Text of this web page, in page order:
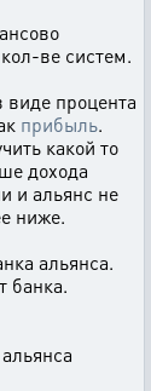
ве систем.
виде процента
прибыль.
какой то
дохода
и альянс не
ниже.
альянса.
банка.